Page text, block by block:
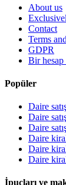
About us
Contact
Terms
GDPR
Bir hesap
Popüler
Daire
Daire
Daire
Daire
Daire
Daire
İpuçları ve